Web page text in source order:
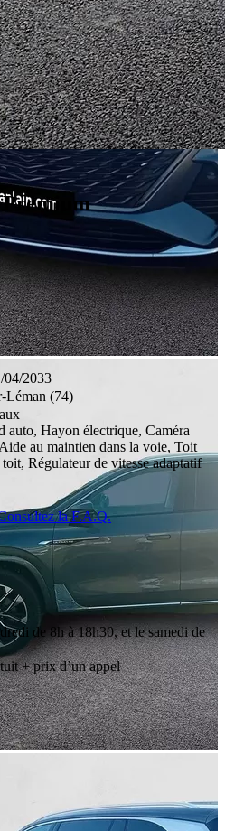
04/2033
Léman (74)
Hayon électrique, Caméra
au maintien dans la voie, Toit
Régulateur de vitesse adaptatif
la F.A.Q.
de 8h à 18h30, et le samedi de
+ prix d’un appel